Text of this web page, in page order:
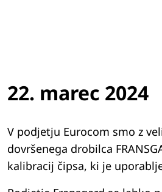
22. marec 2024
V podjetju Eurocom smo z
dovršenega drobilca
kalibracij čipsa, ki je